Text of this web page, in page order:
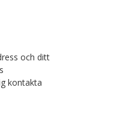
och ditt
kontakta